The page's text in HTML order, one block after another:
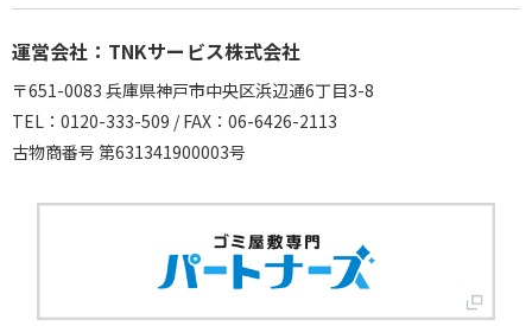
運営会社：TNKサービス株式会社
〒651-0083 兵庫県神戸市中央区浜辺通6丁目3-8
TEL：0120-333-509 / FAX：06-6426-2113
古物商番号 第631341900003号